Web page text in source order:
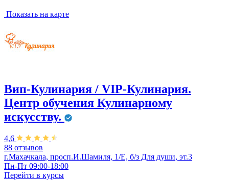
Показать на карте
Вип-Кулинария / VIP-Кулинария.
Центр обучения Кулинарному
искусству.
4,6
88 отзывов
г.Махачкала, просп.И.Шамиля, 1/Е, б/з Для души, эт.3
Пн-Пт 09:00-18:00
Перейти в курсы